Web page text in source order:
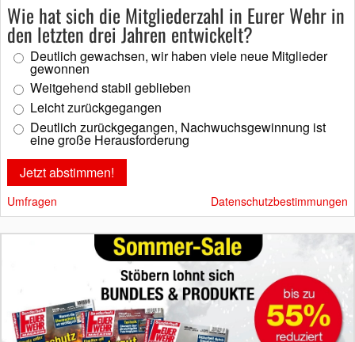
Wie hat sich die Mitgliederzahl in Eurer Wehr in
den letzten drei Jahren entwickelt?
Deutlich gewachsen, wir haben viele neue Mitglieder
gewonnen
Weitgehend stabil geblieben
Leicht zurückgegangen
Deutlich zurückgegangen, Nachwuchsgewinnung ist
eine große Herausforderung
Umfragen Datenschutzbestimmungen